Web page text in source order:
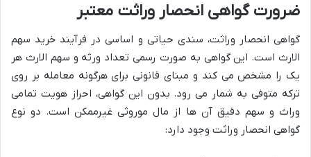
ضرورت گواهی انحصار وراثت معتبر
گواهی انحصار وراثت، سندی حیاتی و اساسی در فرآیند خرید سهم
الارث است. این گواهی به صورت رسمی تعداد ورثه و سهم الارث هر
یک را مشخص می کند و مبنای قانونی برای هرگونه معامله بر روی
ترکه متوفی به شمار می رود. بدون این گواهی، احراز هویت تمامی
وراث و سهم دقیق آن ها از مال موروثی غیرممکن است. دو نوع
گواهی انحصار وراثت وجود دارد: